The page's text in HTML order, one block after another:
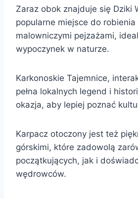
Zaraz obok znajduje się Dziki
popularne miejsce do
malowniczymi pejzażami,
wypoczynek w naturze.
Karkonoskie Tajemnice,
pełna lokalnych legend i
okazja, aby lepiej poznać
Karpacz otoczony jest też
górskimi, które zadowolą
początkujących, jak i
wędrowców.